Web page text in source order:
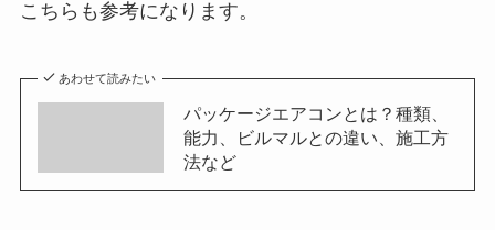
こちらも参考になります。
あわせて読みたい
パッケージエアコンとは？種類、
能力、ビルマルとの違い、施工方
法など